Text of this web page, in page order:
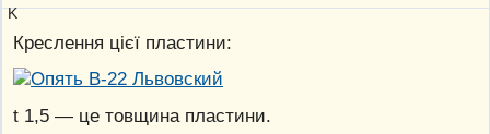
Креслення цієї пластини:
t 1,5 — це товщина пластини.